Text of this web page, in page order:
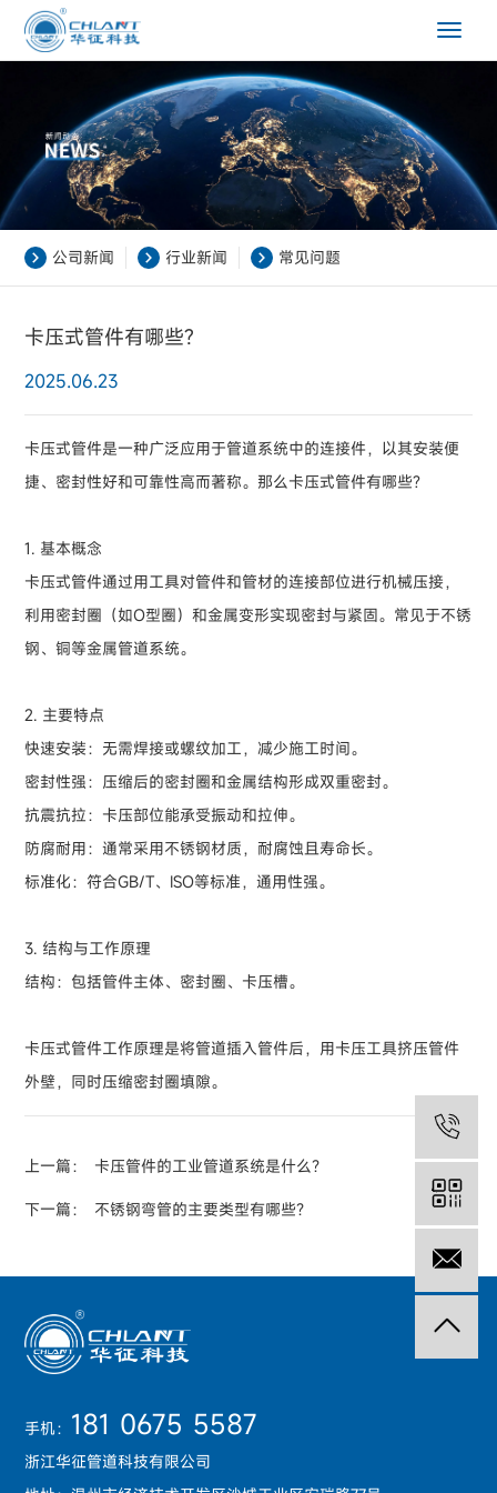
Toggle
公司新闻 行业新闻 常见问题
卡压式管件有哪些?
2025.06.23
卡压式管件是一种广泛应用于管道系统中的连接件，以其安装便
捷、密封性好和可靠性高而著称。那么卡压式管件有哪些?
1. 基本概念
卡压式管件通过用工具对管件和管材的连接部位进行机械压接，
利用密封圈（如O型圈）和金属变形实现密封与紧固。常见于不锈
钢、铜等金属管道系统。
2. 主要特点
快速安装：无需焊接或螺纹加工，减少施工时间。
密封性强：压缩后的密封圈和金属结构形成双重密封。
抗震抗拉：卡压部位能承受振动和拉伸。
防腐耐用：通常采用不锈钢材质，耐腐蚀且寿命长。
标准化：符合GB/T、ISO等标准，通用性强。
3. 结构与工作原理
结构：包括管件主体、密封圈、卡压槽。
卡压式管件工作原理是将管道插入管件后，用卡压工具挤压管件
外壁，同时压缩密封圈填隙。
上一篇： 卡压管件的工业管道系统是什么？
下一篇： 不锈钢弯管的主要类型有哪些？
手机： 181 0675 5587
浙江华征管道科技有限公司